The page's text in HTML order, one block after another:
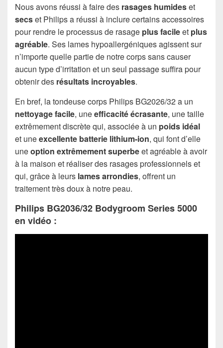
Nous avons réussi à faire des rasages humideset
secset Philips a réussi à inclure certains accessoires
pour rendre le processus de rasage plus facileet plus
agréable. Ses lames hypoallergéniques agissent sur
n’importe quelle partie de notre corps sans causer
aucun type d’irritation et un seul passage suffira pour
obtenir des résultats incroyables.
En bref, la tondeuse corps Philips BG2026/32 a un
nettoyage facile, uneefficacité écrasante, une taille
extrêmement discrète qui, associée à un poids idéal
et uneexcellente batterie lithium-ion, qui font d’elle
uneoption extrêmement superbeet agréable à avoir
à la maison et réaliser des rasages professionnels et
qui, grâce à leurs lames arrondies, offrent un
traitement très doux à notre peau.
Philips BG2036/32 Bodygroom Series 5000
en vidéo :